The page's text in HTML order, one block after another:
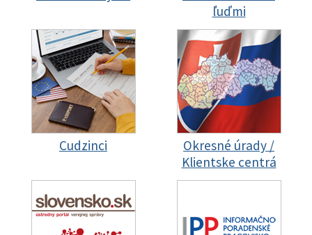
ľuďmi
Cudzinci
Okresné úrady /
Klientske centrá